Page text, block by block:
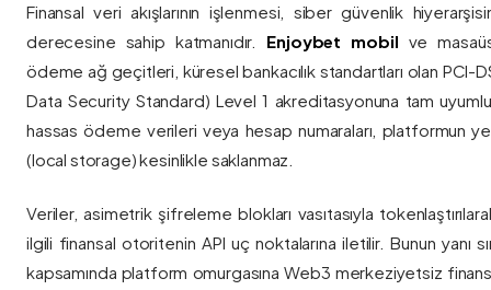
Finansal veri akışlarının işlenmesi, siber güvenlik
derecesine sahip katmanıdır. Enjoybet mobil ve
ödeme ağ geçitleri, küresel bankacılık standartları olan PCI-
Data Security Standard) Level 1 akreditasyonuna tam
hassas ödeme verileri veya hesap numaraları, platformun
(local storage) kesinlikle saklanmaz.
Veriler, asimetrik şifreleme blokları vasıtasıyla
ilgili finansal otoritenin API uç noktalarına iletilir. Bunun yanı
kapsamında platform omurgasına Web3 merkeziyetsiz